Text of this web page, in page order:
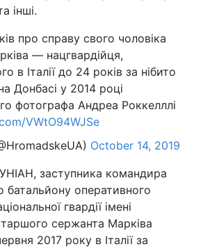
інші.
про справу свого чоловіка
— нацгвардійця,
в Італії до 24 років за нібито
Донбасі у 2014 році
фотографа Андреа Роккелллі
VWtO94WJSe
October 14, 2019
заступника командира
батальйону оперативного
гвардії імені
сержанта Марківа
2017 року в Італії за